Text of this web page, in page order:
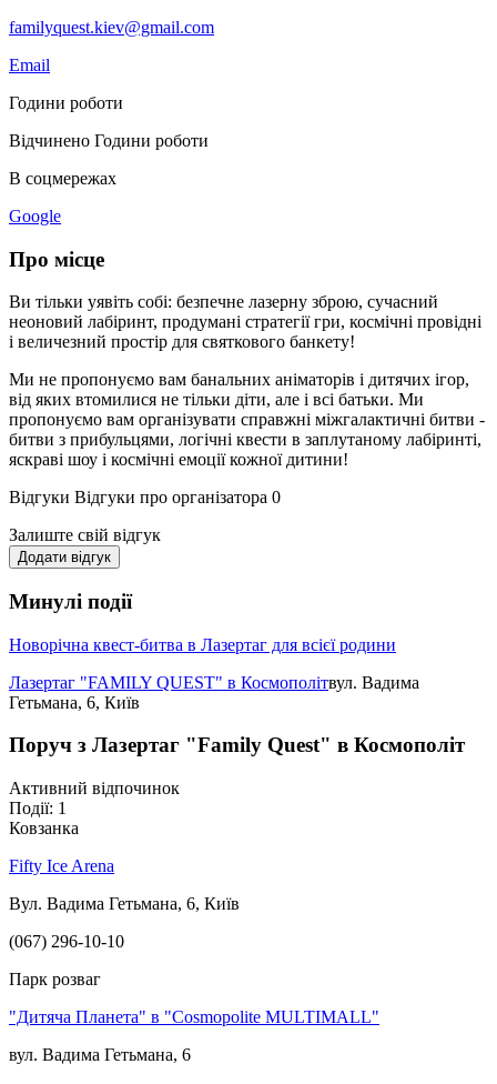
familyquest.kiev@gmail.com
Email
Години роботи
Відчинено Години роботи
В соцмережах
Google
Про місце
Ви тільки уявіть собі: безпечне лазерну зброю, сучасний
неоновий лабіринт, продумані стратегії гри, космічні провідні
і величезний простір для святкового банкету!
Ми не пропонуємо вам банальних аніматорів і дитячих ігор,
від яких втомилися не тільки діти, але і всі батьки. Ми
пропонуємо вам організувати справжні міжгалактичні битви -
битви з прибульцями, логічні квести в заплутаному лабіринті,
яскраві шоу і космічні емоції кожної дитини!
Відгуки Відгуки про організатора 0
Залиште свій відгук
Додати відгук
Минулі події
Новорічна квест-битва в Лазертаг для всієї родини
Лазертаг "FAMILY QUEST" в Космополітвул. Вадима
Гетьмана, 6, Київ
Поруч з Лазертаг "Family Quest" в Космополіт
Активний відпочинок
Події: 1
Ковзанка
Fifty Ice Arena
Вул. Вадима Гетьмана, 6, Київ
(067) 296-10-10
Парк розваг
"Дитяча Планета" в "Cosmopolite MULTIMALL"
вул. Вадима Гетьмана, 6